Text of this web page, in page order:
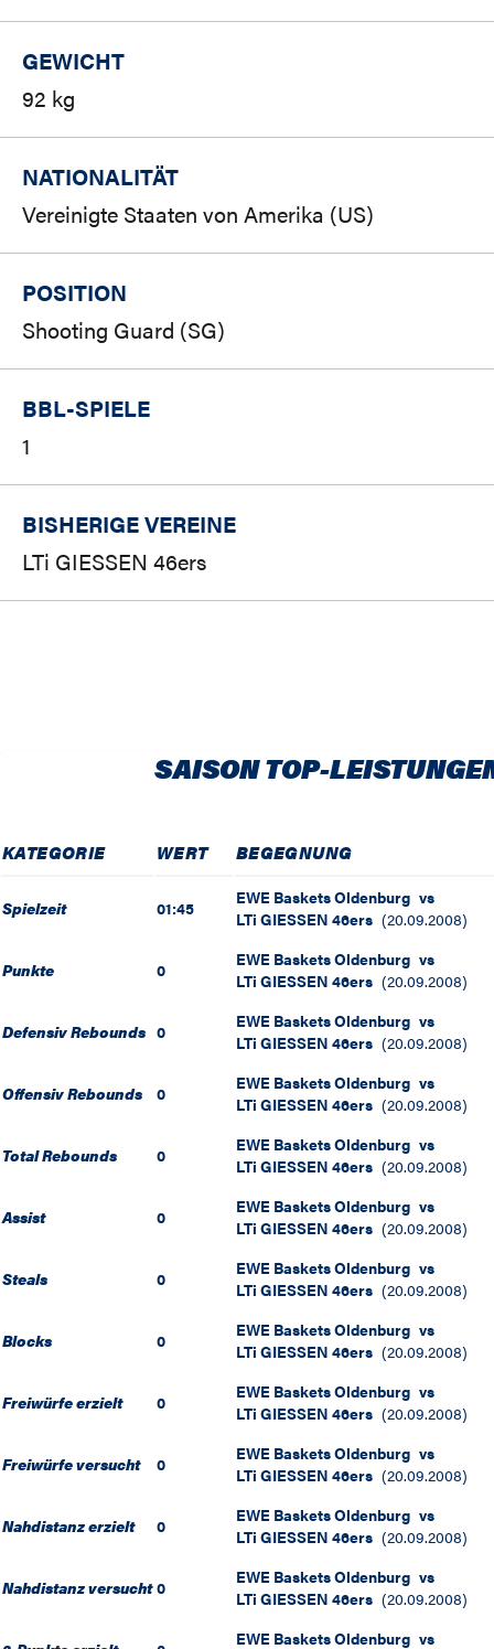
GEWICHT
92 kg
NATIONALITÄT
Vereinigte Staaten von Amerika (US)
POSITION
Shooting Guard (SG)
BBL-SPIELE
1
BISHERIGE VEREINE
LTi GIESSEN 46ers
SAISON TOP-
KATEGORIE WERT BEGEGNUNG
Spielzeit 01:45 EWE Baskets Oldenburg vs
LTi GIESSEN 46ers (20.09.2008)
Punkte 0 EWE Baskets Oldenburg vs
LTi GIESSEN 46ers (20.09.2008)
Defensiv Rebounds 0 EWE Baskets Oldenburg vs
LTi GIESSEN 46ers (20.09.2008)
Offensiv Rebounds 0 EWE Baskets Oldenburg vs
LTi GIESSEN 46ers (20.09.2008)
Total Rebounds 0 EWE Baskets Oldenburg vs
LTi GIESSEN 46ers (20.09.2008)
Assist 0 EWE Baskets Oldenburg vs
LTi GIESSEN 46ers (20.09.2008)
Steals 0 EWE Baskets Oldenburg vs
LTi GIESSEN 46ers (20.09.2008)
Blocks 0 EWE Baskets Oldenburg vs
LTi GIESSEN 46ers (20.09.2008)
Freiwürfe erzielt 0 EWE Baskets Oldenburg vs
LTi GIESSEN 46ers (20.09.2008)
Freiwürfe versucht 0 EWE Baskets Oldenburg vs
LTi GIESSEN 46ers (20.09.2008)
Nahdistanz erzielt 0 EWE Baskets Oldenburg vs
LTi GIESSEN 46ers (20.09.2008)
Nahdistanz versucht 0 EWE Baskets Oldenburg vs
LTi GIESSEN 46ers (20.09.2008)
EWE Baskets Oldenburg vs